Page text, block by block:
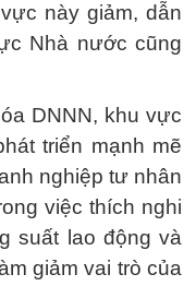
này giảm, dẫn
Nhà nước cũng
DNNN, khu vực
triển mạnh mẽ
nghiệp tư nhân
việc thích nghi
suất lao động và
giảm vai trò của